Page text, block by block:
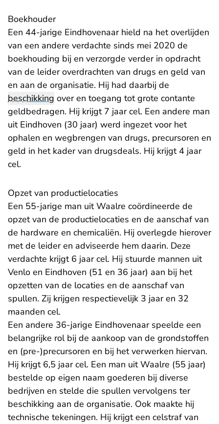
Boekhouder
Een 44-jarige Eindhovenaar hield na het overlijden
van een andere verdachte sinds mei 2020 de
boekhouding bij en verzorgde verder in opdracht
van de leider overdrachten van drugs en geld van
en aan de organisatie. Hij had daarbij de
beschikking over en toegang tot grote contante
geldbedragen. Hij krijgt 7 jaar cel. Een andere man
uit Eindhoven (30 jaar) werd ingezet voor het
ophalen en wegbrengen van drugs, precursoren en
geld in het kader van drugsdeals. Hij krijgt 4 jaar
cel.
Opzet van productielocaties
Een 55-jarige man uit Waalre coördineerde de
opzet van de productielocaties en de aanschaf van
de hardware en chemicaliën. Hij overlegde hierover
met de leider en adviseerde hem daarin. Deze
verdachte krijgt 6 jaar cel. Hij stuurde mannen uit
Venlo en Eindhoven (51 en 36 jaar) aan bij het
opzetten van de locaties en de aanschaf van
spullen. Zij krijgen respectievelijk 3 jaar en 32
maanden cel.
Een andere 36-jarige Eindhovenaar speelde een
belangrijke rol bij de aankoop van de grondstoffen
en (pre-)precursoren en bij het verwerken hiervan.
Hij krijgt 6,5 jaar cel. Een man uit Waalre (55 jaar)
bestelde op eigen naam goederen bij diverse
bedrijven en stelde die spullen vervolgens ter
beschikking aan de organisatie. Ook maakte hij
technische tekeningen. Hij krijgt een celstraf van